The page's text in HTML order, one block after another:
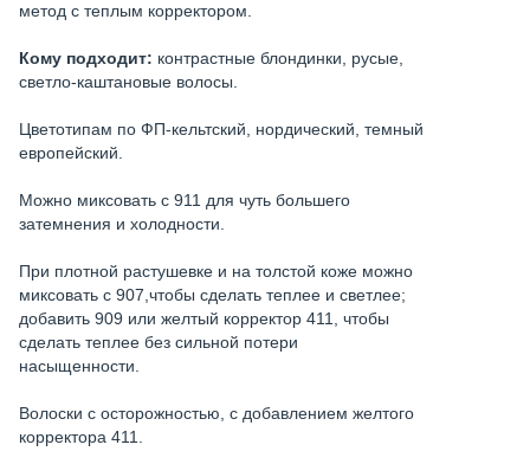
метод с теплым корректором.
Кому подходит: контрастные блондинки, русые,
светло-каштановые волосы.
Цветотипам по ФП-кельтский, нордический, темный
европейский.
Можно миксовать с 911 для чуть большего
затемнения и холодности.
При плотной растушевке и на толстой коже можно
миксовать с 907,чтобы сделать теплее и светлее;
добавить 909 или желтый корректор 411, чтобы
сделать теплее без сильной потери
насыщенности.
Волоски с осторожностью, с добавлением желтого
корректора 411.